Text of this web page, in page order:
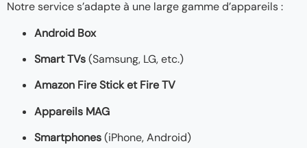
Notre service s’adapte à une large gamme d’appareils :
Android Box
Smart TVs(Samsung, LG, etc.)
Amazon Fire Stick et Fire TV
Appareils MAG
Smartphones(iPhone, Android)